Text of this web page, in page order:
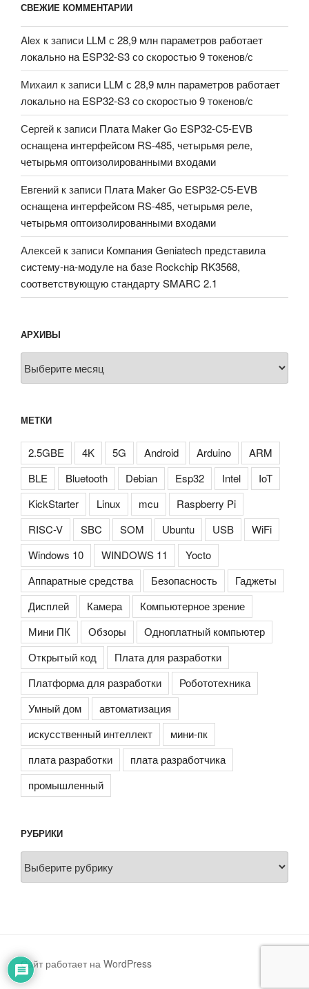
СВЕЖИЕ КОММЕНТАРИИ
Alex к записи LLM с 28,9 млн параметров работает
локально на ESP32-S3 со скоростью 9 токенов/с
Михаил к записи LLM с 28,9 млн параметров работает
локально на ESP32-S3 со скоростью 9 токенов/с
Сергей к записи Плата Maker Go ESP32-C5-EVB
оснащена интерфейсом RS-485, четырьмя реле,
четырьмя оптоизолированными входами
Евгений к записи Плата Maker Go ESP32-C5-EVB
оснащена интерфейсом RS-485, четырьмя реле,
четырьмя оптоизолированными входами
Алексей к записи Компания Geniatech представила
систему-на-модуле на базе Rockchip RK3568,
соответствующую стандарту SMARC 2.1
АРХИВЫ
МЕТКИ
2.5GBE 4K 5G Android Arduino
ARM
BLE
Bluetooth Debian Esp32 Intel
IoT
KickStarter
Linux mcu
Raspberry Pi
RISC-V
SBC SOM Ubuntu USB
WiFi
Windows 10
WINDOWS 11
Yocto
Аппаратные средства
Безопасность
Гаджеты
Дисплей
Камера
Компьютерное зрение
Мини ПК
Обзоры
Одноплатный компьютер
Открытый код
Плата для разработки
Платформа для разработки
Робототехника
Умный дом
автоматизация
искусственный интеллект
мини-пк
плата разработки
плата разработчика
промышленный
РУБРИКИ
Сайт работает на WordPress